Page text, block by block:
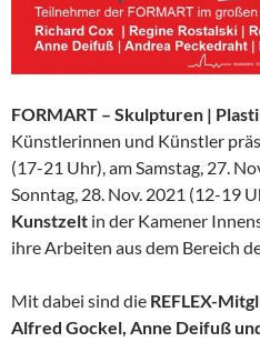
FORMART – Skulpturen |
Künstlerinnen und Künstler
(17-21 Uhr), am Samstag, 27.
Sonntag, 28. Nov. 2021 (12-19
Kunstzelt in der Kamener
ihre Arbeiten aus dem Bereich
Mit dabei sind die REFLEX-
Alfred Gockel, Anne Deifuß